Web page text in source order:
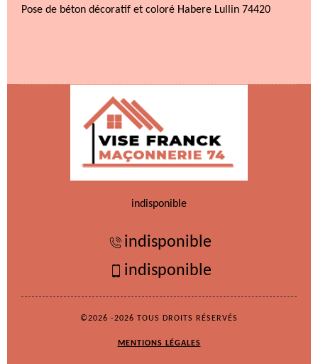
Pose de béton décoratif et coloré Habere Lullin 74420
indisponible
indisponible
indisponible
©2026 -2026 TOUS DROITS RÉSERVÉS
MENTIONS LÉGALES